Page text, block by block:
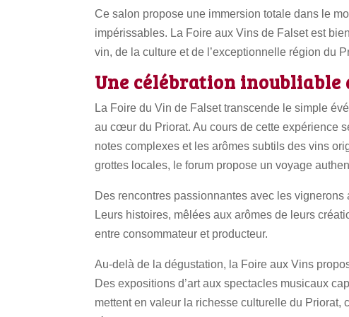
Ce salon propose une immersion totale dans le
impérissables. La Foire aux Vins de Falset est
vin, de la culture et de l’exceptionnelle région du
Une célébration
La Foire du Vin de Falset transcende le simple
au cœur du Priorat. Au cours de cette expérience
notes complexes et les arômes subtils des vins
grottes locales, le forum propose un voyage
Des rencontres passionnantes avec les
Leurs histoires, mêlées aux arômes de leurs
entre consommateur et producteur.
Au-delà de la dégustation, la Foire aux Vins
Des expositions d’art aux spectacles musicaux
mettent en valeur la richesse culturelle du Priorat,